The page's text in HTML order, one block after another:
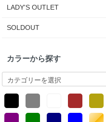
LADY'S OUTLET
SOLDOUT
カラーから探す